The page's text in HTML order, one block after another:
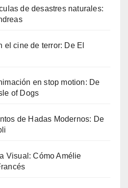
de desastres naturales:
el cine de terror: De El
en stop motion: De
of Dogs
de Hadas Modernos: De
Visual: Cómo Amélie